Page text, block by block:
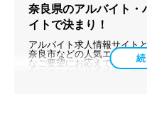
しく働きたい方まで、十人
ろん、お仕事復帰やキャリ
性にも働きやすいお仕事た
て」「子育てがひと段落し
職場で新しい一歩が踏み出
働ける奈良県でピッタリの
奈良県のアルバイト・
イトで決まり！
アルバイト求人情報サイト
奈良市などの人気エリアの
なご要望にお応えできるよ
などのこだわり条件や、コ